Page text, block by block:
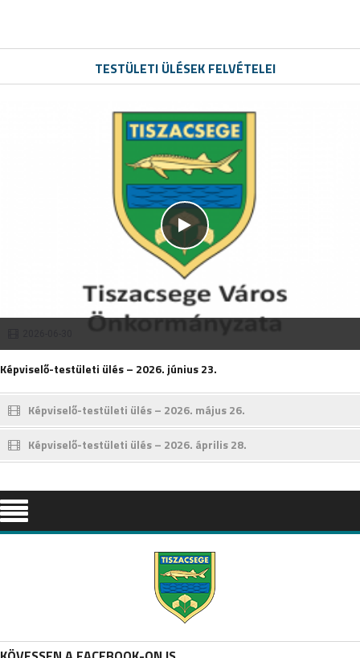
TESTÜLETI ÜLÉSEK FELVÉTELEI
Képviselő-testületi ülés – 2026. június 23.
Képviselő-testületi ülés – 2026. május 26.
Képviselő-testületi ülés – 2026. április 28.